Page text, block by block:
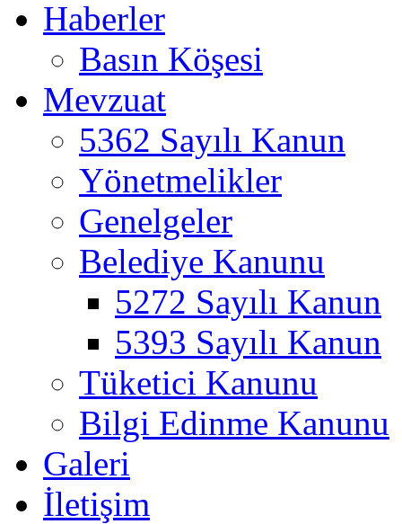
Haberler
Basın Köşesi
Mevzuat
5362 Sayılı Kanun
Yönetmelikler
Genelgeler
Belediye Kanunu
5272 Sayılı Kanun
5393 Sayılı Kanun
Tüketici Kanunu
Bilgi Edinme Kanunu
Galeri
İletişim